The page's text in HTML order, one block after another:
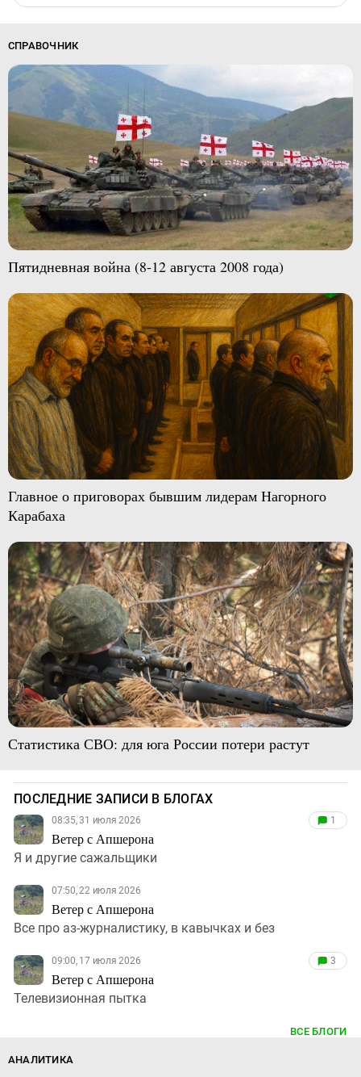
СПРАВОЧНИК
Пятидневная война (8-12 августа 2008 года)
Главное о приговорах бывшим лидерам Нагорного
Карабаха
Статистика СВО: для юга России потери растут
ПОСЛЕДНИЕ ЗАПИСИ В БЛОГАХ
08:35, 31 июля 2026
Ветер с Апшерона
1
Я и другие сажальщики
07:50, 22 июля 2026
Ветер с Апшерона
Все про аз-журналистику, в кавычках и без
09:00, 17 июля 2026
Ветер с Апшерона
3
Телевизионная пытка
ВСЕ БЛОГИ
АНАЛИТИКА